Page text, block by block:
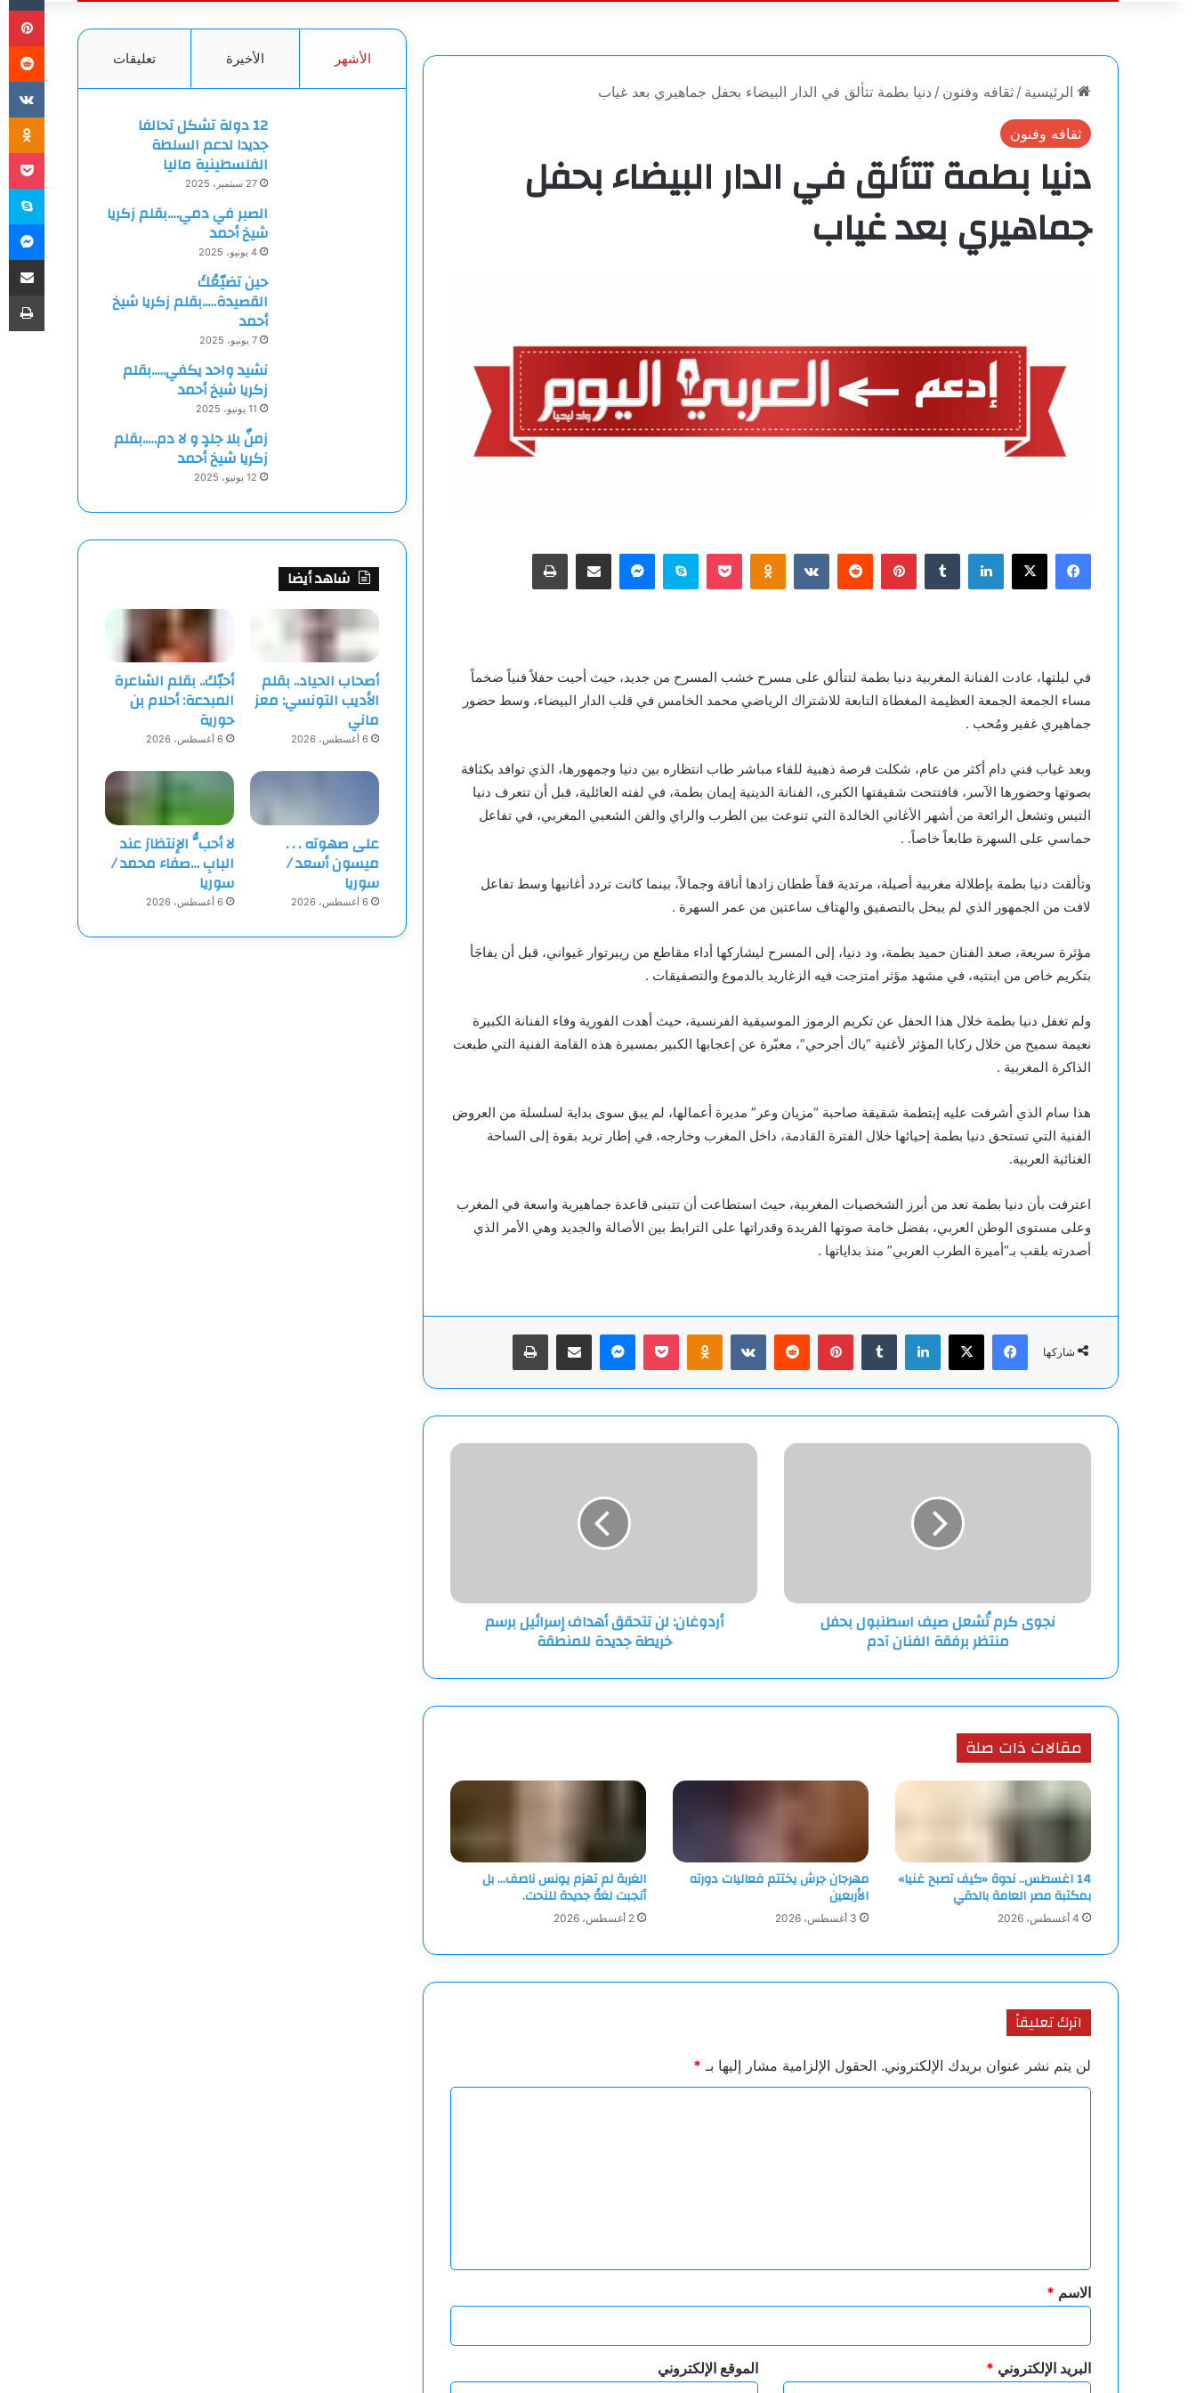
عن
الرئيسية / ثقافه وفنون / دنيا بطمة تتألق في الدار البيضاء بحفل جماهيري بعد غياب
ثقافه وفنون
دنيا بطمة تتألق في الدار البيضاء بحفل
جماهيري بعد غياب
فيسبوك
‫X لينكدإن بينتيريست Odnoklassniki
‫Pocketسكايبماسنجرمشاركة عبر البريد طباعة
في ليلتها، عادت الفنانة المغربية دنيا بطمة لتتألق على مسرح خشب المسرح من جديد، حيث أحيت حفلاً فنياً ضخماً
مساء الجمعة الجمعة العظيمة المغطاة التابعة للاشتراك الرياضي محمد الخامس في قلب الدار البيضاء، وسط حضور
جماهيري غفير ومُحب .
وبعد غياب فني دام أكثر من عام، شكلت فرصة ذهبية للقاء مباشر طاب انتظاره بين دنيا وجمهورها، الذي توافد بكثافة
بصوتها وحضورها الآسر، فافتتحت شقيقتها الكبرى، الفنانة الدينية إيمان بطمة، في لفته العائلية، قبل أن تتعرف دنيا
التيس وتشعل الرائعة من أشهر الأغاني الخالدة التي تنوعت بين الطرب والراي والفن الشعبي المغربي، في تفاعل
حماسي على السهرة طابعاً خاصاً. .
وتألقت دنيا بطمة بإطلالة مغربية أصيلة، مرتدية قفاً ططان زادها أناقة وجمالاً، بينما كانت تردد أغانيها وسط تفاعل
لافت من الجمهور الذي لم يبخل بالتصفيق والهتاف ساعتين من عمر السهرة .
مؤثرة سريعة، صعد الفنان حميد بطمة، ود دنيا، إلى المسرح ليشاركها أداء مقاطع من ريبرتوار غيواني، قبل أن يفاجَأ
بتكريم خاص من ابنتيه، في مشهد مؤثر امتزجت فيه الزغاريد بالدموع والتصفيقات .
ولم تغفل دنيا بطمة خلال هذا الحفل عن تكريم الرموز الموسيقية الفرنسية، حيث أهدت الفورية وفاء الفنانة الكبيرة
نعيمة سميح من خلال ركابا المؤثر لأغنية “ياك أجرحي”، معبّرة عن إعجابها الكبير بمسيرة هذه القامة الفنية التي طبعت
الذاكرة المغربية .
هذا سام الذي أشرفت عليه إبتطمة شقيقة صاحبة “مزيان وعر” مديرة أعمالها، لم يبق سوى بداية لسلسلة من العروض
الفنية التي تستحق دنيا بطمة إحيائها خلال الفترة القادمة، داخل المغرب وخارجه، في إطار تريد بقوة إلى الساحة
الغنائية العربية.
اعترفت بأن دنيا بطمة تعد من أبرز الشخصيات المغربية، حيث استطاعت أن تتبنى قاعدة جماهيرية واسعة في المغرب
وعلى مستوى الوطن العربي، بفضل خامة صوتها الفريدة وقدراتها على الترابط بين الأصالة والجديد وهي الأمر الذي
أصدرته بلقب بـ”أميرة الطرب العربي” منذ بداياتها .
شاركها
فيسبوك
‫X لينكدإن بينتيريست Odnoklassniki
‫Pocketماسنجرمشاركة عبر البريد طباعة
نجوى
الفنان
نجوى كرم تُشعل صيف اسطنبول بحفل
منتظر برفقة الفنان آدم
أردوغان:
للمنطقة
أردوغان: لن تتحقق أهداف إسرائيل برسم
خريطة جديدة للمنطقة
مقالات ذات صلة
14 اغسطس.. ندوة «كيف تصبح غنيا»
بمكتبة مصر العامة بالدقي
4 أغسطس، 2026
مهرجان جرش يختتم فعاليات دورته
الأربعين
3 أغسطس، 2026
الغربة لم تهزم يونس ناصف… بل
أنجبت لغةً جديدة للنحت.
2 أغسطس، 2026
اترك تعليقاً
لن يتم نشر عنوان بريدك الإلكتروني. الحقول الإلزامية مشار إليها بـ *
*
الاسم *
البريد الإلكتروني * الموقع الإلكتروني
الأشهر الأخيرة تعليقات
12 دولة تشكل تحالفا
جديدا لدعم السلطة
الفلسطينية ماليا
27 سبتمبر، 2025
الصبر في دمي….بقلم زكريا
شيخ أحمد
4 يونيو، 2025
حين تضيّعُكَ
القصيدة…..بقلم زكريا شيخ
أحمد
7 يونيو، 2025
نشيد واحد يكفي…..بقلم
زكريا شيخ أحمد
11 يونيو، 2025
زمنٌ بلا جلدٍ و لا دم…..بقلم
زكريا شيخ أحمد
12 يونيو، 2025
شاهد أيضا
أصحاب الحياد.. بقلم
الأديب التونسي: معز
ماني
6 أغسطس، 2026
أحبّك.. بقلم الشاعرة
المبدعة: أحلام بن
حورية
6 أغسطس، 2026
على صهوته . . .
ميسون أسعد /
سوريا
6 أغسطس، 2026
لا أحبُّ الإنتظارَ عند
البابِ …صفاء محمد /
سوريا
6 أغسطس، 2026